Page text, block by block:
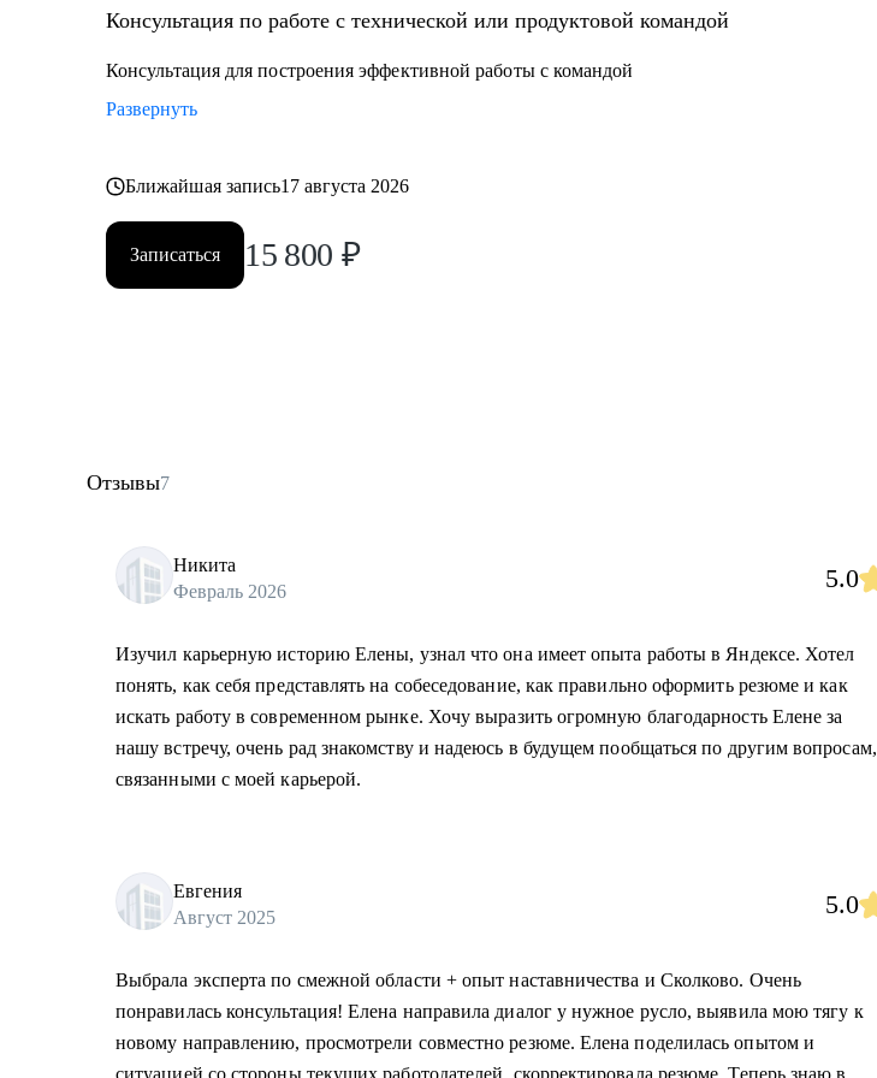
Консультация по работе с технической или продуктовой командой
Консультация для построения эффективной работы с командой
Развернуть
Ближайшая запись17 августа 2026
Записаться 15 800 ₽
Отзывы7
Никита
Февраль 2026
5.0
Изучил карьерную историю Елены, узнал что она имеет опыта работы в Яндексе. Хотел
понять, как себя представлять на собеседование, как правильно оформить резюме и как
искать работу в современном рынке. Хочу выразить огромную благодарность Елене за
нашу встречу, очень рад знакомству и надеюсь в будущем пообщаться по другим вопросам,
связанными с моей карьерой.
Евгения
Август 2025
5.0
Выбрала эксперта по смежной области + опыт наставничества и Сколково. Очень
понравилась консультация! Елена направила диалог у нужное русло, выявила мою тягу к
новому направлению, просмотрели совместно резюме. Елена поделилась опытом и
ситуацией со стороны текущих работодателей, скорректировала резюме. Теперь знаю в